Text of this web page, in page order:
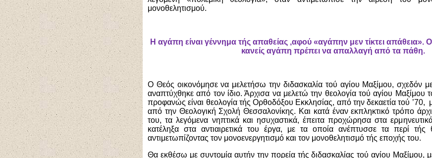
μονοθελητισμού.
Η αγάπη είναι γέννημα τής απαθείας ,αφού «αγάπην μεν τίκτει απάθεια».
κανείς αγάπη πρέπει να απαλλαγή από τα πάθη.
Ο Θεός οικονόμησε να μελετήσω την διδασκαλία τού αγίου Μαξίμου, σχεδόν
αναπτύχθηκε από τον ίδιο. Άρχισα να μελετώ την θεολογία τού αγίου Μαξίμου
προφανώς είναι θεολογία τής Ορθοδόξου Εκκλησίας, από την δεκαετία τού ’70,
από την Θεολογική Σχολή Θεσσαλονίκης. Και κατά έναν εκπληκτικό τρόπο
του, τα λεγόμενα νηπτικά και ησυχαστικά, έπειτα προχώρησα στα ερμηνευτικά
κατέληξα στα αντιαιρετικά του έργα, με τα οποία ανέπτυσσε τα περί
αντιμετωπίζοντας τον μονοενεργητισμό και τον μονοθελητισμό τής εποχής του.
Θα εκθέσω με συντομία αυτήν την πορεία τής διδασκαλίας τού αγίου Μαξίμου,